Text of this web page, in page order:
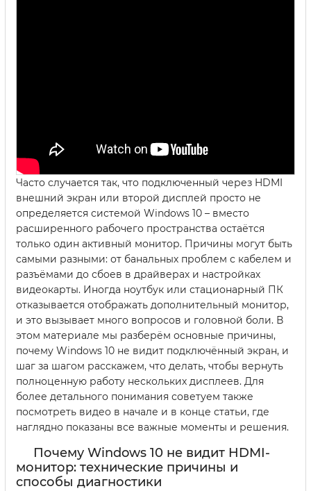
Часто случается так, что подключенный через HDMI
внешний экран или второй дисплей просто не
определяется системой Windows 10 – вместо
расширенного рабочего пространства остаётся
только один активный монитор. Причины могут быть
самыми разными: от банальных проблем с кабелем и
разъёмами до сбоев в драйверах и настройках
видеокарты. Иногда ноутбук или стационарный ПК
отказывается отображать дополнительный монитор,
и это вызывает много вопросов и головной боли. В
этом материале мы разберём основные причины,
почему Windows 10 не видит подключённый экран, и
шаг за шагом расскажем, что делать, чтобы вернуть
полноценную работу нескольких дисплеев. Для
более детального понимания советуем также
посмотреть видео в начале и в конце статьи, где
наглядно показаны все важные моменты и решения.
Почему Windows 10 не видит HDMI-
монитор: технические причины и
способы диагностики